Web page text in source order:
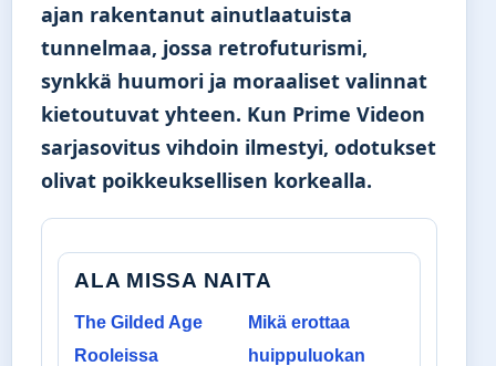
ajan rakentanut ainutlaatuista
tunnelmaa, jossa retrofuturismi,
synkkä huumori ja moraaliset valinnat
kietoutuvat yhteen. Kun Prime Videon
sarjasovitus vihdoin ilmestyi, odotukset
olivat poikkeuksellisen korkealla.
ALA MISSA NAITA
The Gilded Age
Rooleissa
Mikä erottaa
huippuluokan